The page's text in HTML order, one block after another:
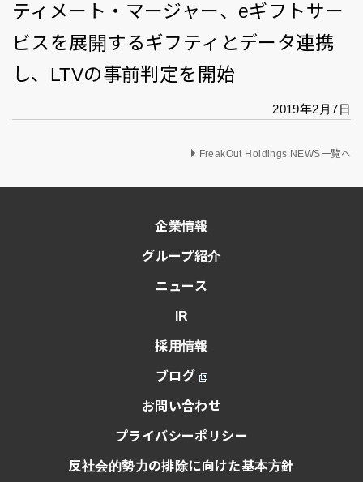
ティメート・マージャー、eギフトサー
ビスを展開するギフティとデータ連携
し、LTVの事前判定を開始
2019年2月7日
FreakOut Holdings NEWS一覧へ
企業情報
グループ紹介
ニュース
IR
採用情報
ブログ
お問い合わせ
プライバシーポリシー
反社会的勢力の排除に向けた基本方針